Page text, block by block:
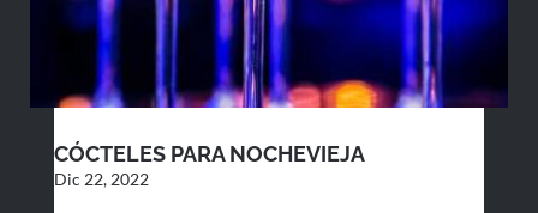
CÓCTELES PARA NOCHEVIEJA
Dic 22, 2022